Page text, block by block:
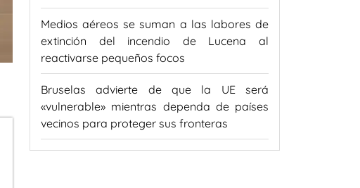
Medios aéreos se suman a las labores de
extinción del incendio de Lucena al
reactivarse pequeños focos
Bruselas advierte de que la UE será
«vulnerable» mientras dependa de países
vecinos para proteger sus fronteras